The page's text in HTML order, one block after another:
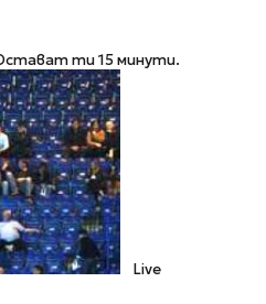
Остават ти 15 минути.
Live